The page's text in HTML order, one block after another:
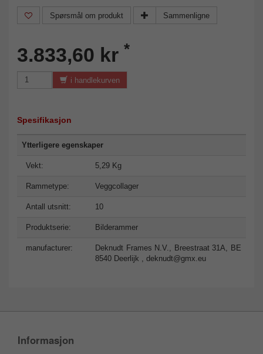
Spørsmål om produkt Sammenligne
3.833,60 kr *
i handlekurven
Spesifikasjon
Ytterligere egenskaper
Vekt: 5,29 Kg
Rammetype: Veggcollager
Antall utsnitt: 10
Produktserie: Bilderammer
manufacturer:
Deknudt Frames N.V., Breestraat 31A, BE
8540 Deerlijk , deknudt@gmx.eu
Informasjon